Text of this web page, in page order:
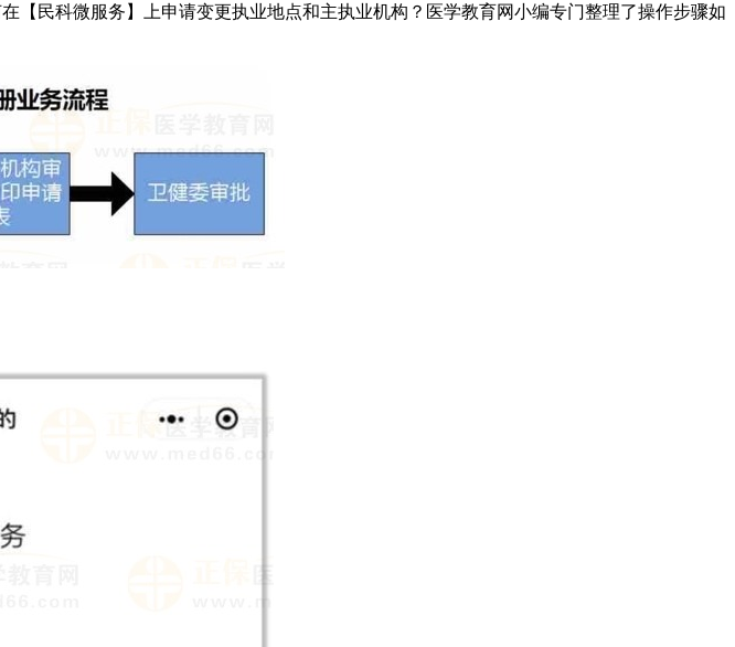
【民科微服务】上申请变更执业地点和主执业机构？医学教育网小编专门整理了操作步骤如